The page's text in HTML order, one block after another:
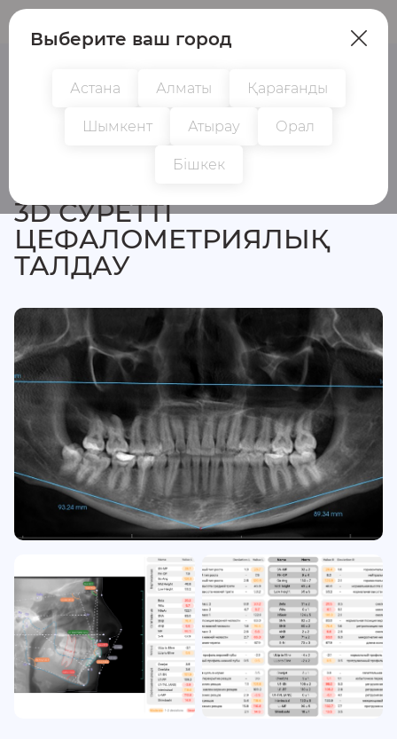
3D СУРЕТТІ
ЦЕФАЛОМЕТРИЯЛЫҚ
ТАЛДАУ
Выберите ваш город
Астана Алматы Қарағанды
Шымкент Атырау Орал
Бішкек